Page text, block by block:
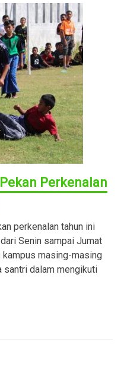
Perkenalan
perkenalan tahun ini
Senin sampai Jumat
masing-masing
santri dalam mengikuti